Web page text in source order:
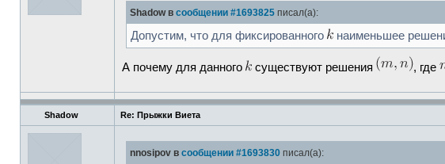
Shadow в сообщении #1693825 писал(а):
Допустим, что для фиксированного наименьшее
А почему для данного существуют решения , где
Shadow Re: Прыжки Виета
nnosipov в сообщении #1693830 писал(а):